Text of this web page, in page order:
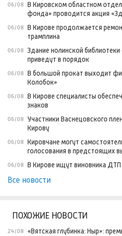
06/08 В Кировском областном
фонда» проводится акция
06/08 В Кирове продолжается
трамплина
06/08 Здание нолинской
приведут в порядок
06/08 В большой прокат выходит
Колобок»
06/08 В Кирове специалисты
знаков
06/08 Участники Васнецовского
Кирову
06/08 Кировчане могут
голосования в предстоящих
06/08 В Кирове ищут виновника
Все новости
ПОХОЖИЕ НОВОСТИ
24/08 «Вятская глубинка: Ныр»: